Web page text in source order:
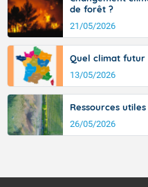
de forêt ?
21/05/2026
Quel climat futur
13/05/2026
Ressources
26/05/2026